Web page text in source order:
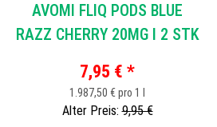
AVOMI FLIQ PODS BLUE
RAZZ CHERRY 20MG I 2 STK
7,95 € *
1.987,50 € pro 1 l
Alter Preis:9,95 €